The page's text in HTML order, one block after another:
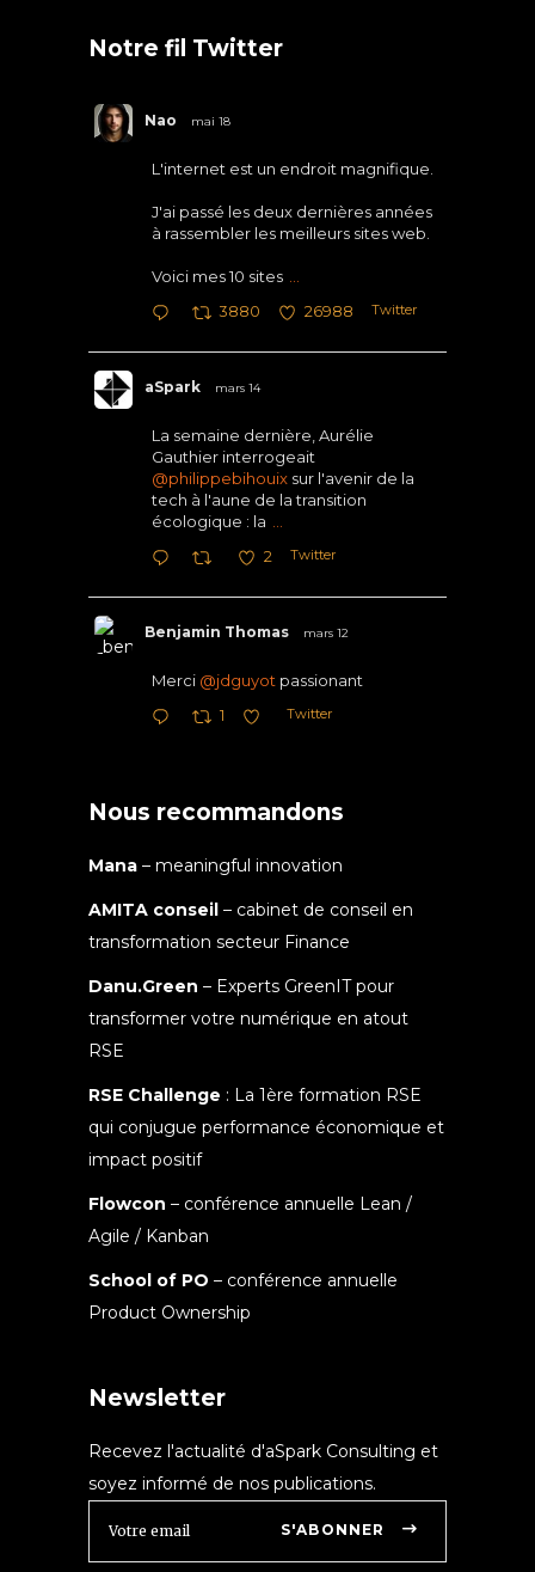
Notre fil Twitter
Nao mai 18
L'internet est un endroit magnifique.
J'ai passé les deux dernières années
à rassembler les meilleurs sites web.
Voici mes 10 sites
3880 26988 Twitter
aSpark mars 14
La semaine dernière, Aurélie
Gauthier interrogeait
@philippebihouix sur l'avenir de la
tech à l'aune de la transition
écologique : la
2 Twitter
Benjamin Thomas mars 12
Merci @jdguyot passionant
1 Twitter
Nous recommandons
Mana – meaningful innovation
AMITA conseil – cabinet de conseil en
transformation secteur Finance
Danu.Green – Experts GreenIT pour
transformer votre numérique en atout
RSE
RSE Challenge : La 1ère formation RSE
qui conjugue performance économique et
impact positif
Flowcon – conférence annuelle Lean /
Agile / Kanban
School of PO – conférence annuelle
Product Ownership
Newsletter
Recevez l'actualité d'aSpark Consulting et
soyez informé de nos publications.
S'ABONNER